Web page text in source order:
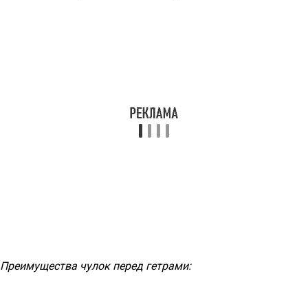
Преимущества чулок перед гетрами: